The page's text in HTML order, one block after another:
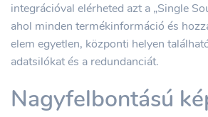
integrációval elérheted azt a „Single
ahol minden termékinformáció és
elem egyetlen, központi helyen
adatsilókat és a redundanciát.
Nagyfelbontású